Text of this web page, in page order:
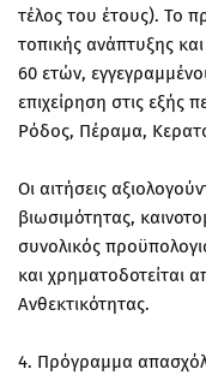
τέλος του έτους). Το
τοπικής ανάπτυξης
60 ετών,
επιχείρηση στις εξής
Ρόδος, Πέραμα,
Οι αιτήσεις
βιωσιμότητας,
συνολικός
και χρηματοδοτείται
Ανθεκτικότητας.
4. Πρόγραμμα